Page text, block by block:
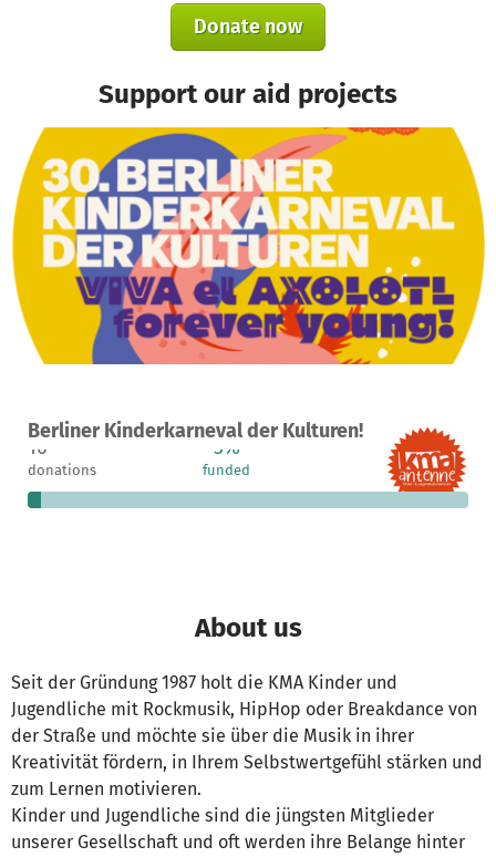
Donate now
Support our aid projects
Berliner Kinderkarneval der Kulturen!
A project in Berlin, Germany
10
donations
3%
funded
€8,710
still needed
About us
Seit der Gründung 1987 holt die KMA Kinder und
Jugendliche mit Rockmusik, HipHop oder Breakdance von
der Straße und möchte sie über die Musik in ihrer
Kreativität fördern, in Ihrem Selbstwertgefühl stärken und
zum Lernen motivieren.
Kinder und Jugendliche sind die jüngsten Mitglieder
unserer Gesellschaft und oft werden ihre Belange hinter